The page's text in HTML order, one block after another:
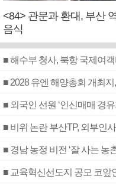
<84> 관문과 환대, 부산
음식
■ 해수부 청사, 북항 국제여
■ 2028 유엔 해양총회 개최지
■ 외국인 선원 ‘인신매매 경
■ 비위 논란 부산TP, 외부인
■ 경남 농정 비전 ‘잘 사는
■ 교육혁신선도지 공모 코앞